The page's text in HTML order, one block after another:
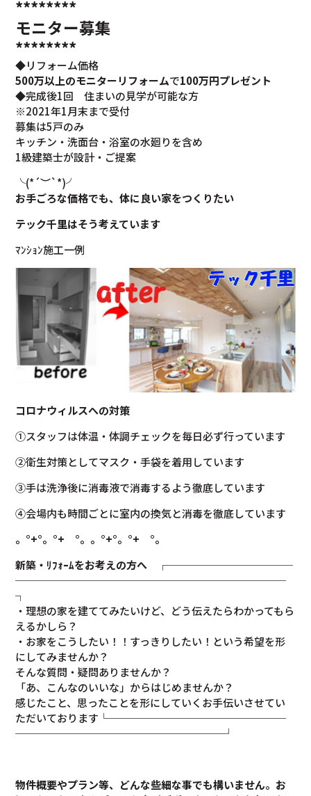
********
モニター募集
********
◆リフォーム価格
500万以上のモニターリフォームで100万円プレゼント
◆完成後1回 住まいの見学が可能な方
※2021年1月末まで受付
募集は5戸のみ
キッチン・洗面台・浴室の水廻りを含め
1級建築士が設計・ご提案
╰(*´︶`*)╯
お手ごろな価格でも、体に良い家をつくりたい
テック千里はそう考えています
ﾏﾝｼｮﾝ施工一例
コロナウィルスへの対策
①スタッフは体温・体調チェックを毎日必ず行っています
②衛生対策としてマスク・手袋を着用しています
③手は洗浄後に消毒液で消毒するよう徹底しています
④会場内も時間ごとに室内の換気と消毒を徹底しています
。°+°。°+ °。 。°+°。°+ °。
新築・ﾘﾌｫｰﾑをお考えの方へ
┌────────────
──────────────────────────
┐
・理想の家を建ててみたいけど、どう伝えたらわかってもら
えるかしら？
・お家をこうしたい！！すっきりしたい！という希望を形
にしてみませんか？
そんな質問・疑問ありませんか？
「あ、こんなのいいな」からはじめませんか？
感じたこと、思ったことを形にしていくお手伝いさせてい
ただいております└─────────────────
────────────────────┘
物件概要やプラン等、どんな些細な事でも構いません。お